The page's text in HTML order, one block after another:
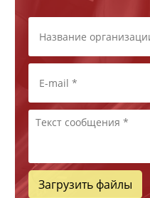
Загрузить файлы